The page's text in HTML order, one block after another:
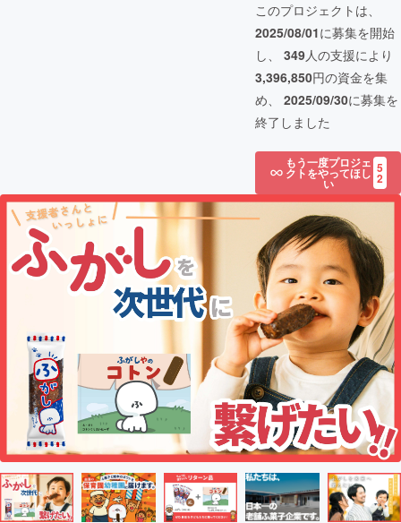
このプロジェクトは、
2025/08/01に募集を開始
し、 349人の支援により
3,396,850円の資金を集
め、 2025/09/30に募集を
終了しました
もう一度プロジェ
クトをやってほし
い
5
2